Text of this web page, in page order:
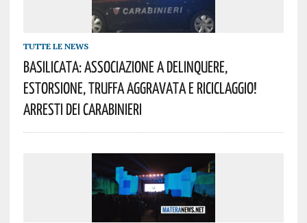
TUTTE LE NEWS
Basilicata: Associazione A Delinquere,
Estorsione, Truffa Aggravata E Riciclaggio!
Arresti Dei Carabinieri